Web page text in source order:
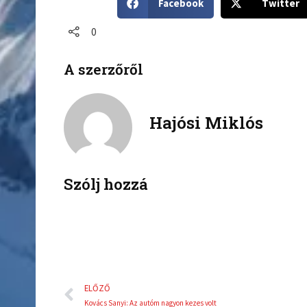
h
o
c
o
Facebook
h
w
i
Twitter
0
A szerzőről
Hajósi Miklós
Szólj hozzá
Előző
ELŐZŐ
Kovács Sanyi: Az autóm nagyon kezes volt